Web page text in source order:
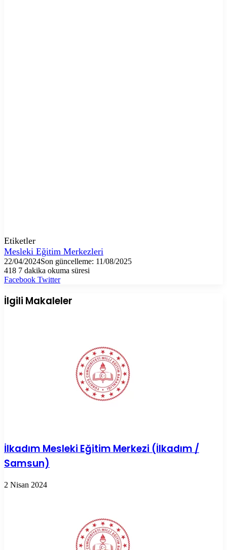
Etiketler
Mesleki Eğitim Merkezleri
22/04/2024Son güncelleme: 11/08/2025
418 7 dakika okuma süresi
Facebook TwitterLinkedIn
Tumblr
Pinterest
Reddit
VKontakte
E-
ile
paylaş
Yazdır
İlgili Makaleler
İlkadım Mesleki Eğitim Merkezi (İlkadım /
Samsun)
2 Nisan 2024